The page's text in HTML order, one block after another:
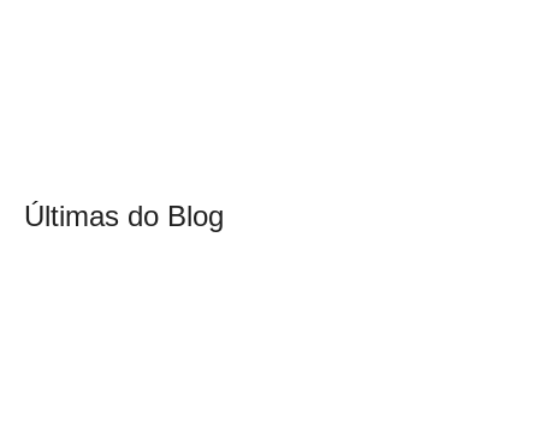
Últimas do Blog